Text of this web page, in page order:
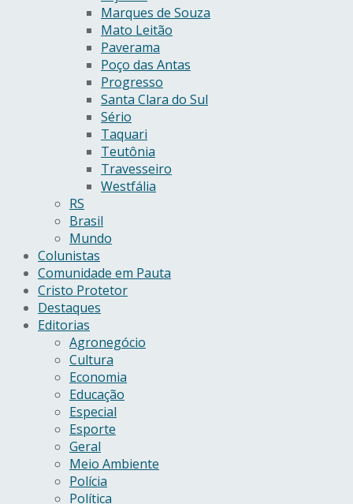
Marques de Souza
Mato Leitão
Paverama
Poço das Antas
Progresso
Santa Clara do Sul
Sério
Taquari
Teutônia
Travesseiro
Westfália
RS
Brasil
Mundo
Colunistas
Comunidade em Pauta
Cristo Protetor
Destaques
Editorias
Agronegócio
Cultura
Economia
Educação
Especial
Esporte
Geral
Meio Ambiente
Polícia
Política